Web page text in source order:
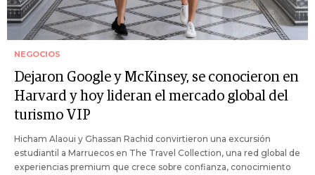
NEGOCIOS
Dejaron Google y McKinsey, se conocieron en
Harvard y hoy lideran el mercado global del
turismo VIP
Hicham Alaoui y Ghassan Rachid convirtieron una excursión
estudiantil a Marruecos en The Travel Collection, una red global de
experiencias premium que crece sobre confianza, conocimiento